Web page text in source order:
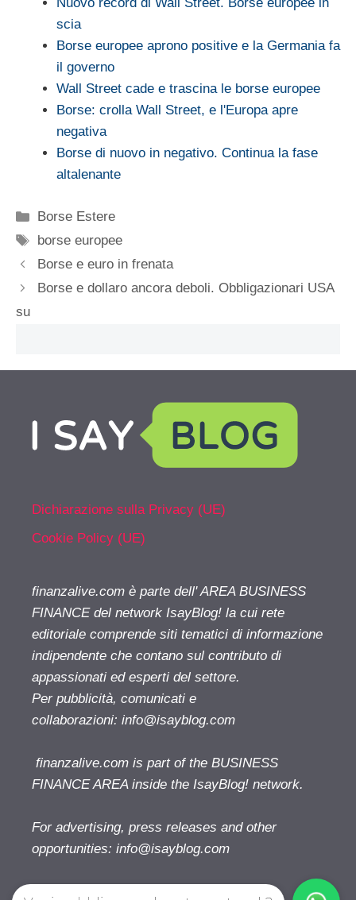
scia
Borse europee aprono positive e la Germania fa
il governo
Wall Street cade e trascina le borse europee
Borse: crolla Wall Street, e l'Europa apre
negativa
Borse di nuovo in negativo. Continua la fase
altalenante
Categorie
Borse Estere
Tag
borse europee
Borse e euro in frenata
Borse e dollaro ancora deboli. Obbligazionari USA
su
Dichiarazione sulla Privacy (UE)
Cookie Policy (UE)
finanzalive.com è parte dell' AREA BUSINESS
FINANCE del network IsayBlog! la cui rete
editoriale comprende siti tematici di informazione
indipendente che contano sul contributo di
appassionati ed esperti del settore.
Per pubblicità, comunicati e
collaborazioni: info@isayblog.com
finanzalive.com is part of the BUSINESS
FINANCE AREA inside the IsayBlog! network.
For advertising, press releases and other
opportunities: info@isayblog.com